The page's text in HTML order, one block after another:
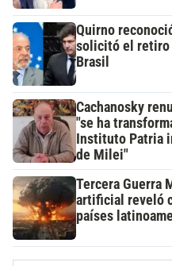
Quirno
solicitó el retiro
Brasil
Cachanosky
"se ha
Instituto Patria
de Milei"
Tercera Guerra
artificial reveló
países